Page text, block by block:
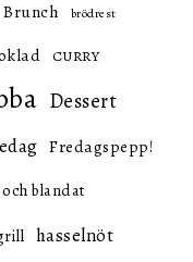
Brunch brödrest
CURRY
Dessert
Fredagspepp!
blandat
hasselnöt